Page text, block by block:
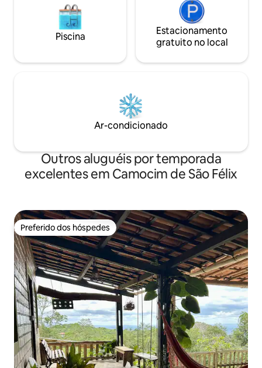
Piscina
Estacionamento
gratuito no local
Ar-condicionado
Outros aluguéis por temporada
excelentes em Camocim de São Félix
Preferido dos hóspedes
Preferido dos hóspedes